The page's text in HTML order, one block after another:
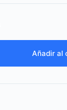
Añadir al